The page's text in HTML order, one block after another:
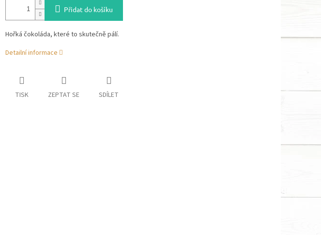
Přidat do košíku
Hořká čokoláda, které to skutečně pálí.
Detailní informace
TISK ZEPTAT SE SDÍLET